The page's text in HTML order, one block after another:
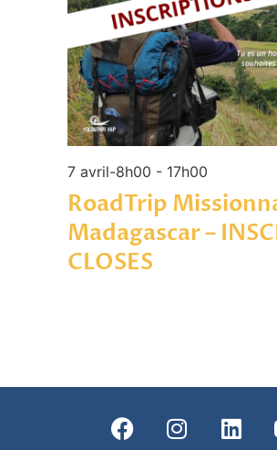
7 avril-8h00 - 17h00
RoadTrip
Madagascar –
CLOSES